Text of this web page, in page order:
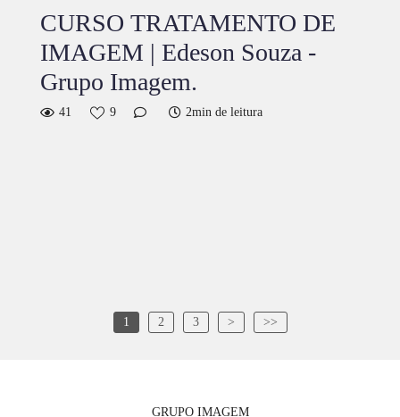
CURSO TRATAMENTO DE
IMAGEM | Edeson Souza -
Grupo Imagem.
41 9 2min de leitura
1 2 3 > >>
GRUPO IMAGEM